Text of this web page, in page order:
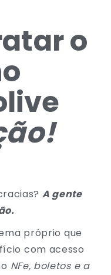
o
A gente
próprio que
com acesso
NFe, boletos e a